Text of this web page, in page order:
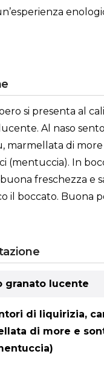
si presenta al
Al naso
marmellata di
(mentuccia). In
freschezza e
il boccato. Buona
granato lucente
di liquirizia,
di more e